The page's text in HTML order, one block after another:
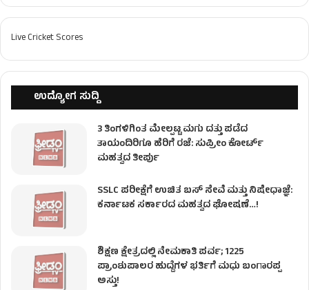
Live Cricket Scores
ಉದ್ಯೋಗ ಸುದ್ದಿ
3 ತಿಂಗಳಿಗಿಂತ ಮೇಲ್ಪಟ್ಟ ಮಗು ದತ್ತು ಪಡೆದ
ತಾಯಂದಿರಿಗೂ ಹೆರಿಗೆ ರಜೆ: ಸುಪ್ರೀಂ ಕೋರ್ಟ್
ಮಹತ್ವದ ತೀರ್ಪು
SSLC ಪರೀಕ್ಷೆಗೆ ಉಚಿತ ಬಸ್ ಸೇವೆ ಮತ್ತು ನಿಷೇಧಾಜ್ಞೆ:
ಕರ್ನಾಟಕ ಸರ್ಕಾರದ ಮಹತ್ವದ ಘೋಷಣೆ…!
ಶಿಕ್ಷಣ ಕ್ಷೇತ್ರದಲ್ಲಿ ನೇಮಕಾತಿ ಪರ್ವ; 1225
ಪ್ರಾಂಶುಪಾಲರ ಹುದ್ದೆಗಳ ಭರ್ತಿಗೆ ಮಧು ಬಂಗಾರಪ್ಪ
ಅಸ್ತು!